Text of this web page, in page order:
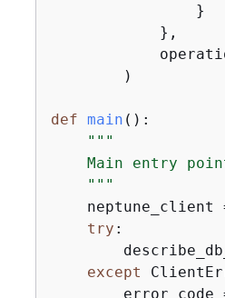
                }
            },
        )
def main ():
"""
Main entry
    """
neptune_client
try :
except
error_code